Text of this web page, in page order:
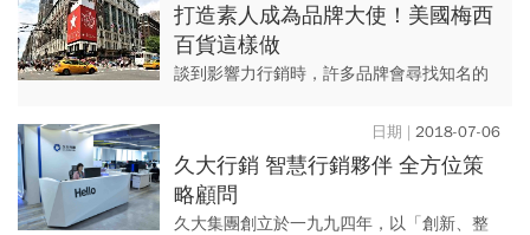
打造素人成為品牌大使！美國梅西
百貨這樣做
談到影響力行銷時，許多品牌會尋找知名的
採用不同的方法，從自家員工找尋品牌大
使，為這些大使提供...
2018-07-06
久大行銷 智慧行銷夥伴 全方位策
略顧問
久大集團創立於一九九四年，以「創新、整